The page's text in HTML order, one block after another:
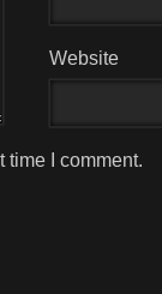
Website
time I comment.